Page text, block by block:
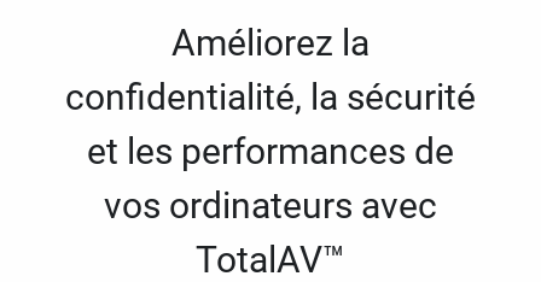
Améliorez la
confidentialité, la sécurité
et les performances de
vos ordinateurs avec
TotalAV™